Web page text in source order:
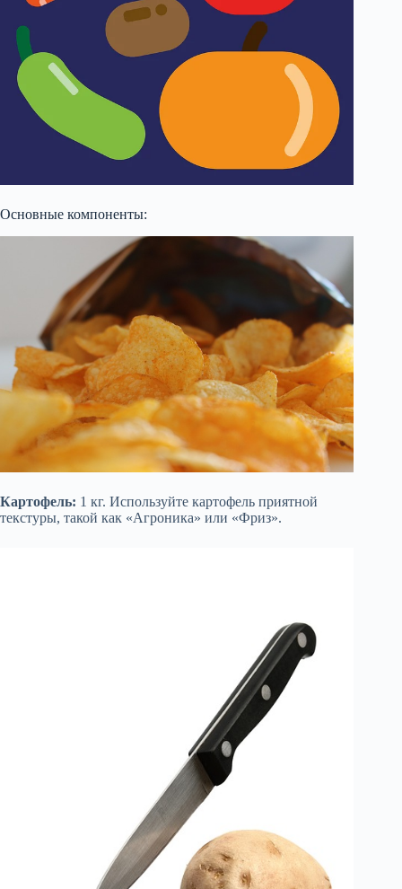
Основные компоненты:
Картофель: 1 кг. Используйте картофель приятной
текстуры, такой как «Агроника» или «Фриз».